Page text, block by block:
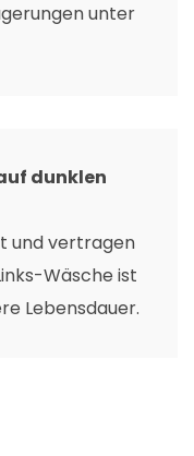
unter
dunklen
und vertragen
Wäsche ist
Lebensdauer.